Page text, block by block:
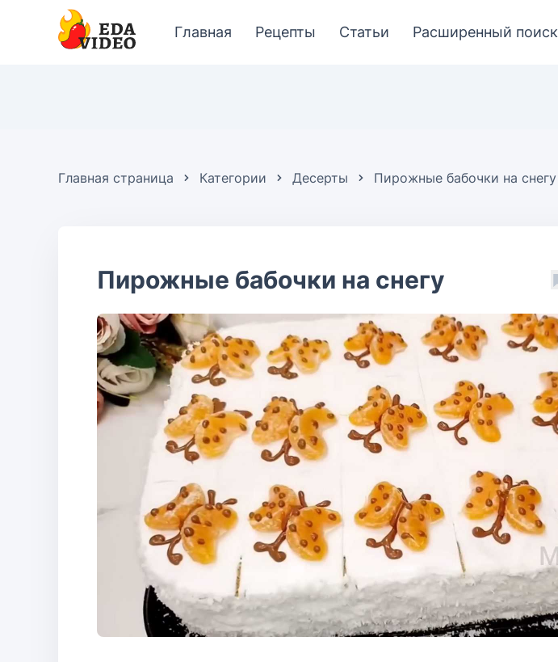
Главная Рецепты Статьи Расширенный поиск
Главная страница Категории Десерты Пирожные бабочки на снегу
Пирожные бабочки на снегу